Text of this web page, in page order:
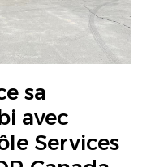
sa
avec
Services